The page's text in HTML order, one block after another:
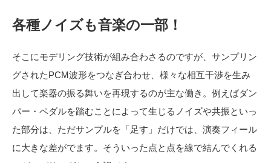
各種ノイズも音楽の一部！
そこにモデリング技術が組み合わさるのですが、サンプリン
グされたPCM波形をつなぎ合わせ、様々な相互干渉を生み
出して楽器の振る舞いを再現するのが主な働き。例えばダン
パー・ペダルを踏むことによって生じるノイズや共振といっ
た部分は、ただサンプルを「足す」だけでは、演奏フィール
に大きな差がでます。そういった点と点を線で結んでくれる